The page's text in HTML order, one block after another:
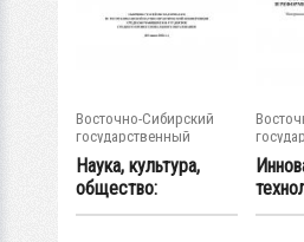
Восточно-Сибирский
государственный
университет...
Наука, культура,
общество:
региональные
в